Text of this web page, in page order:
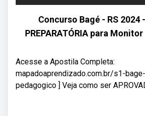
Concurso Bagé - RS 2024
PREPARATÓRIA para
Acesse a Apostila Completa:
mapadoaprendizado.com.br/s1-
pedagogico ] Veja como ser